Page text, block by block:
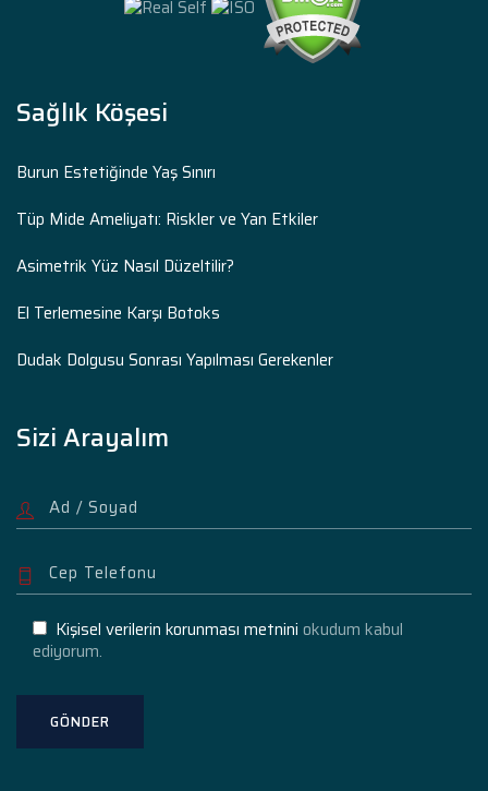
Sağlık Köşesi
Burun Estetiğinde Yaş Sınırı
Tüp Mide Ameliyatı: Riskler ve Yan Etkiler
Asimetrik Yüz Nasıl Düzeltilir?
El Terlemesine Karşı Botoks
Dudak Dolgusu Sonrası Yapılması Gerekenler
Sizi Arayalım
Kişisel verilerin korunması metnini okudum kabul
ediyorum.